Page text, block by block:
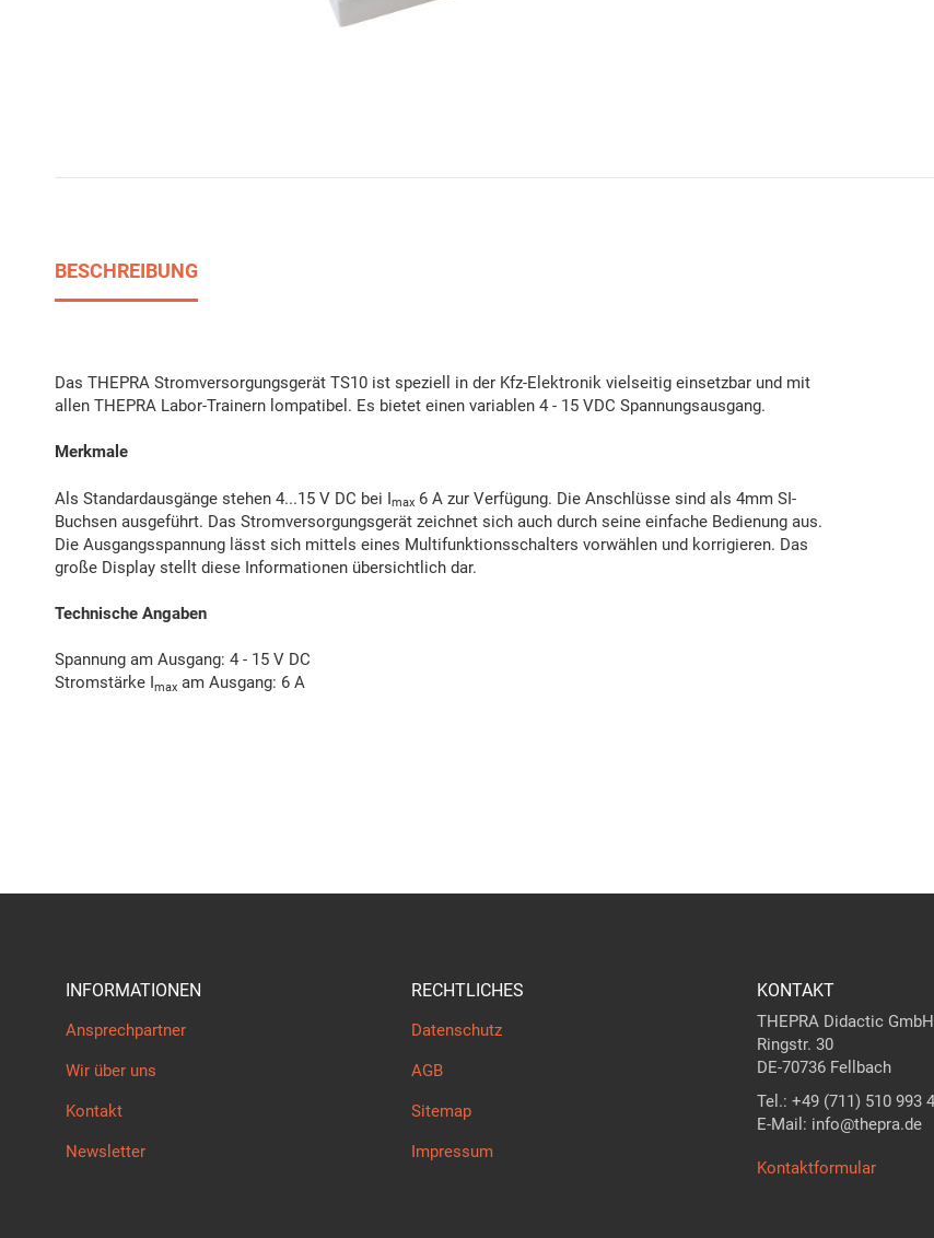
BESCHREIBUNG
Das THEPRA Stromversorgungsgerät TS10 ist speziell in der Kfz-Elektronik vielseitig einsetzbar und mit
allen THEPRA Labor-Trainern lompatibel. Es bietet einen variablen 4 - 15 VDC Spannungsausgang.
Merkmale
Als Standardausgänge stehen 4...15 V DC bei Imax 6 A zur Verfügung. Die Anschlüsse sind als 4mm SI-
Buchsen ausgeführt. Das Stromversorgungsgerät zeichnet sich auch durch seine einfache Bedienung aus.
Die Ausgangsspannung lässt sich mittels eines Multifunktionsschalters vorwählen und korrigieren. Das
große Display stellt diese Informationen übersichtlich dar.
Technische Angaben
Spannung am Ausgang: 4 - 15 V DC
Stromstärke I
max am Ausgang: 6 A
INFORMATIONEN
Ansprechpartner
Wir über uns
Kontakt
Newsletter
RECHTLICHES
Datenschutz
AGB
Sitemap
Impressum
KONTAKT
THEPRA Didactic GmbH
Ringstr. 30
DE-70736 Fellbach
Tel.: +49 (711) 510 993
E-Mail: info@thepra.de
Kontaktformular